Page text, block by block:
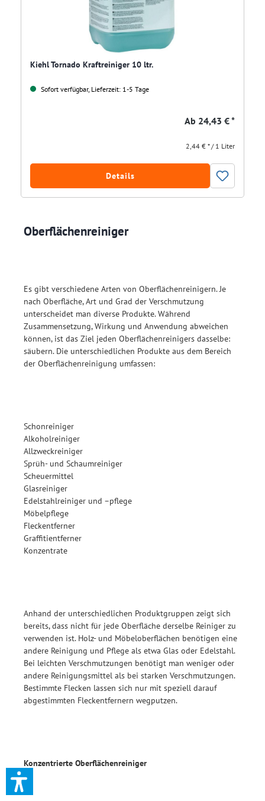
Kiehl Tornado Kraftreiniger 10 ltr.
Sofort verfügbar, Lieferzeit: 1-5 Tage
Ab 24,43 € *
2,44 € * / 1 Liter
Details
Oberflächenreiniger
Es gibt verschiedene Arten von Oberflächenreinigern. Je
nach Oberfläche, Art und Grad der Verschmutzung
unterscheidet man diverse Produkte. Während
Zusammensetzung, Wirkung und Anwendung abweichen
können, ist das Ziel jeden Oberflächenreinigers dasselbe:
säubern. Die unterschiedlichen Produkte aus dem Bereich
der Oberflächenreinigung umfassen:
Schonreiniger
Alkoholreiniger
Allzweckreiniger
Sprüh- und Schaumreiniger
Scheuermittel
Glasreiniger
Edelstahlreiniger und –pflege
Möbelpflege
Fleckentferner
Graffitientferner
Konzentrate
Anhand der unterschiedlichen Produktgruppen zeigt sich
bereits, dass nicht für jede Oberfläche derselbe Reiniger zu
verwenden ist. Holz- und Möbeloberflächen benötigen eine
andere Reinigung und Pflege als etwa Glas oder Edelstahl.
Bei leichten Verschmutzungen benötigt man weniger oder
andere Reinigungsmittel als bei starken Verschmutzungen.
Bestimmte Flecken lassen sich nur mit speziell darauf
abgestimmten Fleckentfernern wegputzen.
Konzentrierte Oberflächenreiniger